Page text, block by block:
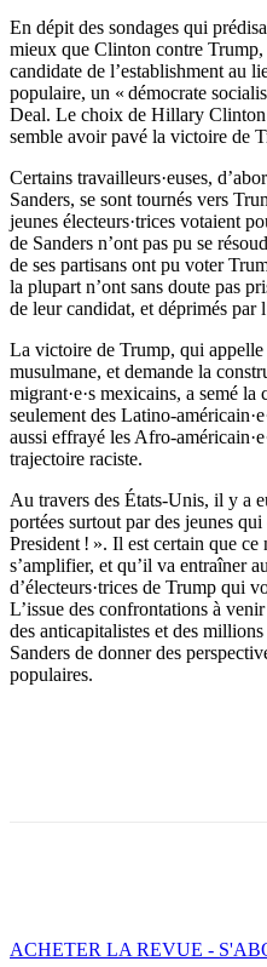
En dépit des sondages qui
mieux que Clinton contre
candidate de l’establishment au
populaire, un « démocrate
Deal. Le choix de Hillary
semble avoir pavé la victoire de
Certains travailleurs·euses,
Sanders, se sont tournés vers
jeunes électeurs·trices votaient
de Sanders n’ont pas pu se
de ses partisans ont pu voter
la plupart n’ont sans doute pas
de leur candidat, et déprimés par
La victoire de Trump, qui
musulmane, et demande la
migrant·e·s mexicains, a semé
seulement des Latino-
aussi effrayé les Afro-
trajectoire raciste.
Au travers des États-Unis, il y a
portées surtout par des jeunes
President ! ». Il est certain que
s’amplifier, et qu’il va entraîner
d’électeurs·trices de Trump qui
L’issue des confrontations à
des anticapitalistes et des
Sanders de donner des
populaires.
ACHETER LA REVUE -